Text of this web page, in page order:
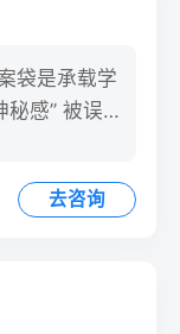
袋是承载学
感” 被误操
去咨询